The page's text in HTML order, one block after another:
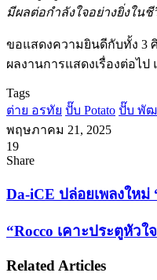
มีผลต่อกำลังใจอย่างยิ่งในชี
ขอแสดงความยินดีกับทั้ง 3
ผลงานการแสดงเรื่องต่อไ
Tags
ต่าย อรทัย ปั๊บ Potato ปั๊บ พั
พฤษภาคม 21, 2025
19
Facebook
X
Tumblr
Messenger
Messenger
Line
Share
via
Email
Da-
iCE
เพลง
ใหม่
Da-iCE ปล่อยเพลงให
“Rocco
ประตู
“Rocco เคาะประตูหัว
Related Articles